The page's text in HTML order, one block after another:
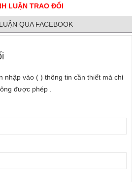
LUẬN TRAO ĐỔI
QUA FACEBOOK
nhập vào ( ) thông tin cần thiết mà chỉ
được phép .